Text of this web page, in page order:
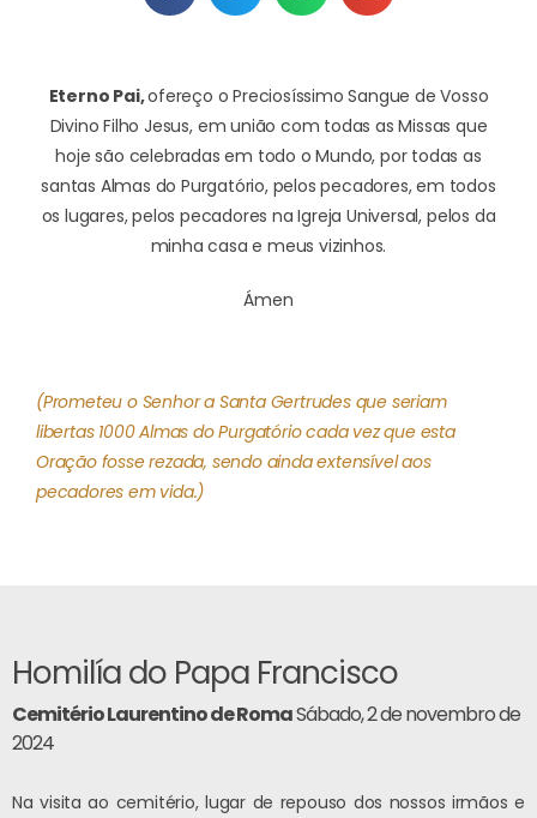
Eterno Pai,ofereço o Preciosíssimo Sangue de Vosso
Divino Filho Jesus, em união com todas as Missas que
hoje são celebradas em todo o Mundo, por todas as
santas Almas do Purgatório, pelos pecadores, em todos
os lugares,pelos pecadores na Igreja Universal, pelos da
minha casa e meus vizinhos.
Ámen
(Prometeu o Senhor a Santa Gertrudes que seriam
libertas 1000 Almas do Purgatório cada vez que esta
Oração fosse rezada, sendo ainda extensível aos
pecadores em vida.)
Homilía do Papa Francisco
Cemitério Laurentino de RomaSábado, 2 de novembro de
2024
Na visita ao cemitério, lugar de repouso dos nossos irmãos e